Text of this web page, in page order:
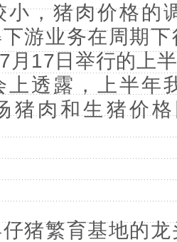
小，猪肉价格的
游业务在周期
月17日举行的上
上透露，上半年
猪肉和生猪价
猪繁育基地的